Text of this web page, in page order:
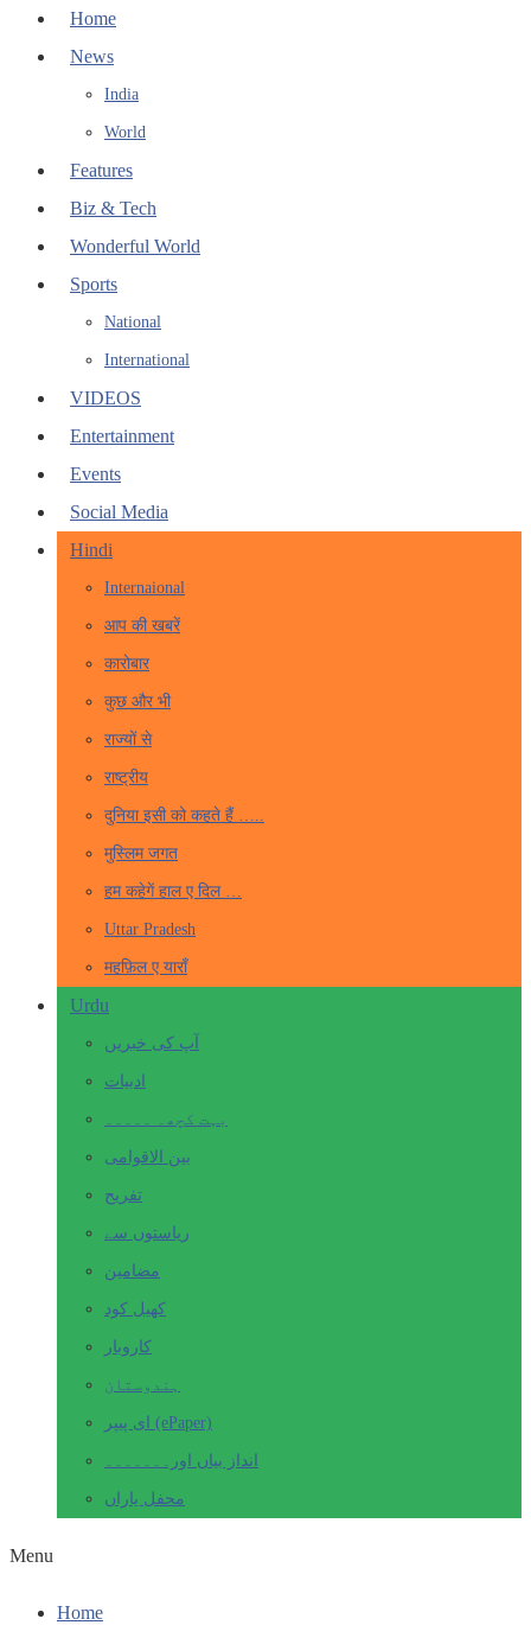
Home
News
India
World
Features
Biz & Tech
Wonderful World
Sports
National
International
VIDEOS
Entertainment
Events
Social Media
Hindi
Internaional
आप की खबरें
कारोबार
कुछ और भी
राज्यों से
राष्ट्रीय
दुनिया इसी को कहते हैं …..
मुस्लिम जगत
हम कहेगें हाल ए दिल …
Uttar Pradesh
महफ़िल ए याराँ
Urdu
آپ کی خبریں
ادبیات
بہت کچھ۔ ۔۔۔۔۔
بین الاقوامی
تفریح
ریاستوں سے
مضامین
کھیل کود
کاروبار
ہندوستان
ای پیپر (ePaper)
انداز بیاں اور۔۔۔۔۔۔۔
محفل یاراں
Menu
Home